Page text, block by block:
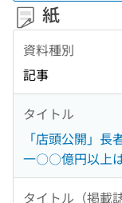
紙
資料種別
記事
タイトル
「店頭公開」
一〇〇億円以上
タイトル（掲載誌